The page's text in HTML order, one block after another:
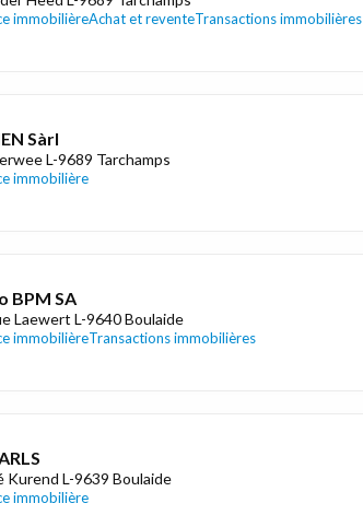
immobilièreAchat et reventeTransactions immobilières
Sàrl
L-9689 Tarchamps
immobilière
BPM SA
Laewert L-9640 Boulaide
immobilièreTransactions immobilières
Kurend L-9639 Boulaide
immobilière